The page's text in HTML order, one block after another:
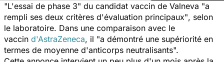
"L'essai de phase 3" du candidat vaccin de Valneva "a
rempli ses deux critères d'évaluation principaux", selon
le laboratoire. Dans une comparaison avec le
vaccin d'AstraZeneca, il "a démontré une supériorité en
termes de moyenne d'anticorps neutralisants".